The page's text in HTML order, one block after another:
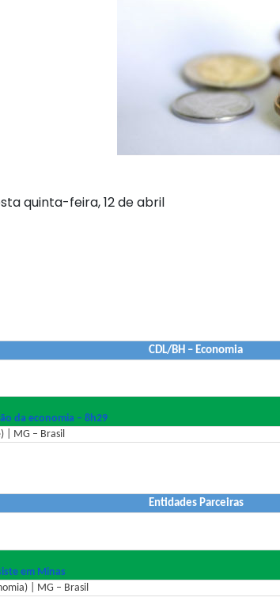
quinta-feira, 12 de abril
CDL/BH – Economia
da economia – 8h29
| MG – Brasil
Entidades Parceiras
em Minas
| MG – Brasil